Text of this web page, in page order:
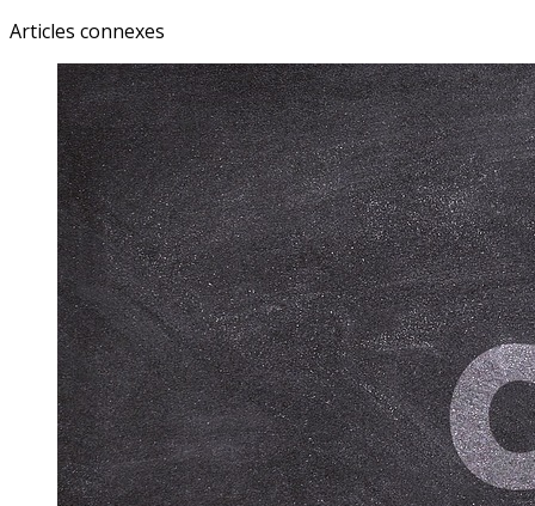
Articles connexes